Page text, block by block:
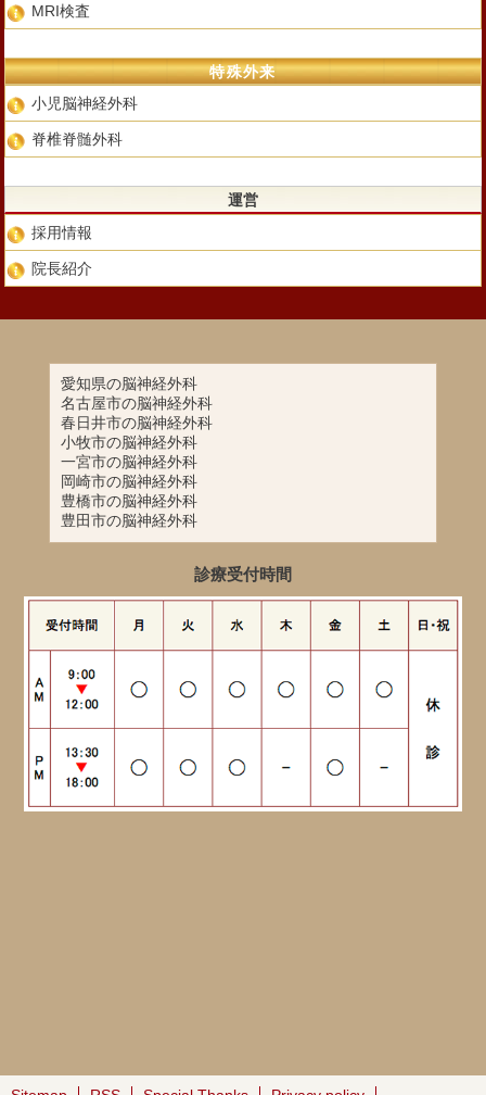
MRI検査
特殊外来
小児脳神経外科
脊椎脊髄外科
運営
採用情報
院長紹介
愛知県の脳神経外科
名古屋市の脳神経外科
春日井市の脳神経外科
小牧市の脳神経外科
一宮市の脳神経外科
岡崎市の脳神経外科
豊橋市の脳神経外科
豊田市の脳神経外科
診療受付時間